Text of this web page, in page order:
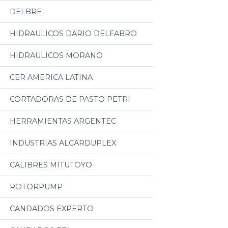
DELBRE
HIDRAULICOS DARIO DELFABRO
HIDRAULICOS MORANO
CER AMERICA LATINA
CORTADORAS DE PASTO PETRI
HERRAMIENTAS ARGENTEC
INDUSTRIAS ALCARDUPLEX
CALIBRES MITUTOYO
ROTORPUMP
CANDADOS EXPERTO